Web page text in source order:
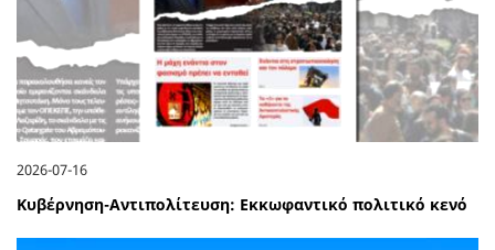
2026-07-16
Κυβέρνηση-Αντιπολίτευση: Εκκωφαντικό πολιτικό κενό